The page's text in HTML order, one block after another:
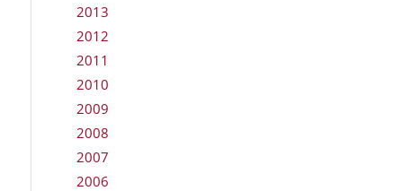
2013
2012
2011
2010
2009
2008
2007
2006